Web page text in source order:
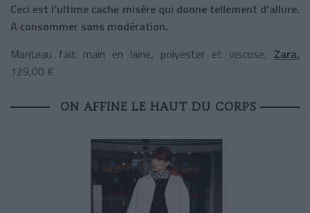
Ceci est l’ultime cache misère qui donne tellement d’allure.
A consommer sans modération.
Manteau fait main en laine, polyester et viscose, Zara.
129,00 €
ON AFFINE LE HAUT DU CORPS